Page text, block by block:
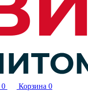
0 Корзина 0